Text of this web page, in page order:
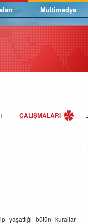
Multimedya
ÇALIŞMALARI
yaşattığı bütün kurallar